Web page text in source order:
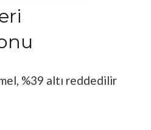
%39 altı reddedilir